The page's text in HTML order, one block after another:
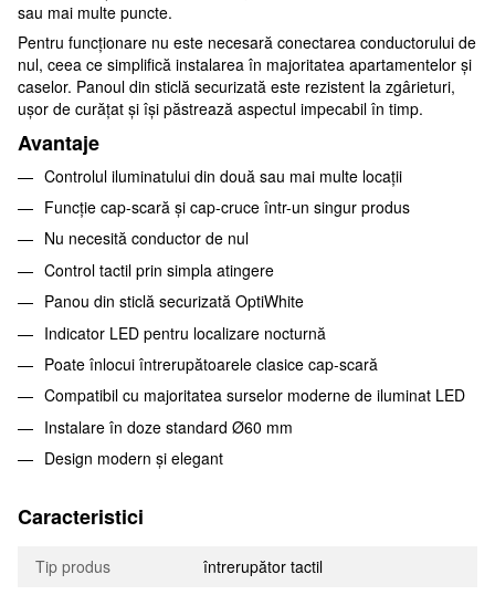
sau mai multe puncte.
Pentru funcționare nu este necesară conectarea conductorului de
nul, ceea ce simplifică instalarea în majoritatea apartamentelor și
caselor. Panoul din sticlă securizată este rezistent la zgârieturi,
ușor de curățat și își păstrează aspectul impecabil în timp.
Avantaje
Controlul iluminatului din două sau mai multe locații
Funcție cap-scară și cap-cruce într-un singur produs
Nu necesită conductor de nul
Control tactil prin simpla atingere
Panou din sticlă securizată OptiWhite
Indicator LED pentru localizare nocturnă
Poate înlocui întrerupătoarele clasice cap-scară
Compatibil cu majoritatea surselor moderne de iluminat LED
Instalare în doze standard Ø60 mm
Design modern și elegant
Caracteristici
Tip produs
întrerupător tactil